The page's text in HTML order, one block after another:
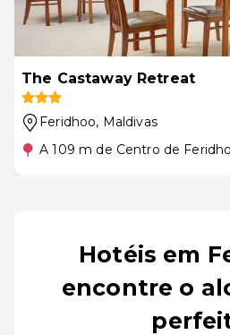
The Castaway Retreat
Feridhoo, Maldivas
A 109 m de Centro de
Hotéis em
encontre o